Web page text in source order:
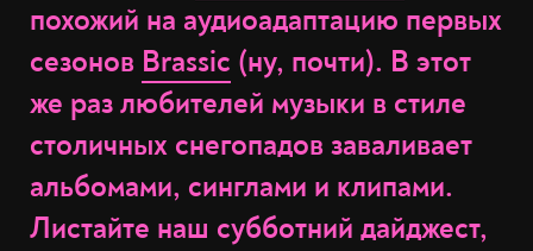
похожий на аудиоадаптацию первых
сезонов Brassic (ну, почти). В этот
же раз любителей музыки в стиле
столичных снегопадов заваливает
альбомами, синглами и клипами.
Листайте наш субботний дайджест,